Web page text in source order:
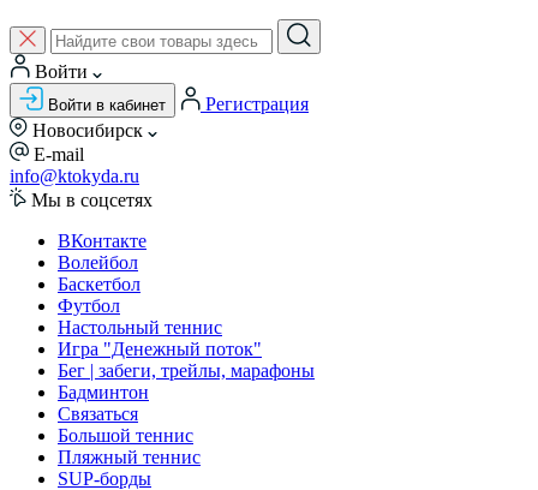
Войти
Войти в кабинет
Регистрация
Новосибирск
E-mail
info@ktokyda.ru
Мы в соцсетях
ВКонтакте
Волейбол
Баскетбол
Футбол
Настольный теннис
Игра "Денежный поток"
Бег | забеги, трейлы, марафоны
Бадминтон
Связаться
Большой теннис
Пляжный теннис
SUP-борды